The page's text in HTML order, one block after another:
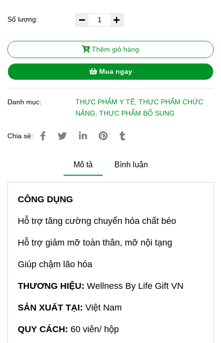
Số lượng:
Thêm giỏ hàng
Mua ngay
Danh mục:
THỰC PHẨM Y TẾ, THỰC PHẨM CHỨC
NĂNG, THỰC PHẨM BỔ SUNG
Chia sẻ:
Mô tả Bình luận
CÔNG DỤNG
Hỗ trợ tăng cường chuyển hóa chất béo
Hỗ trợ giảm mỡ toàn thân, mỡ nội tạng
Giúp chậm lão hóa
THƯƠNG HIỆU: Wellness By Life Gift VN
SẢN XUẤT TẠI: Việt Nam
QUY CÁCH: 60 viên/ hộp